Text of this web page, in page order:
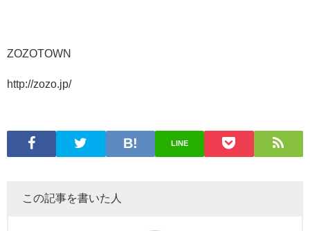
ZOZOTOWN
http://zozo.jp/
LINE
この記事を書いた人